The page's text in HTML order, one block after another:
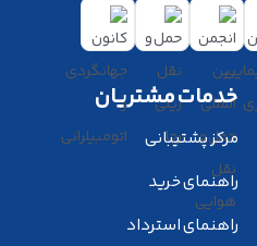
خدمات مشتریان
مرکز پشتیبانی
راهنمای خرید
راهنمای استرداد